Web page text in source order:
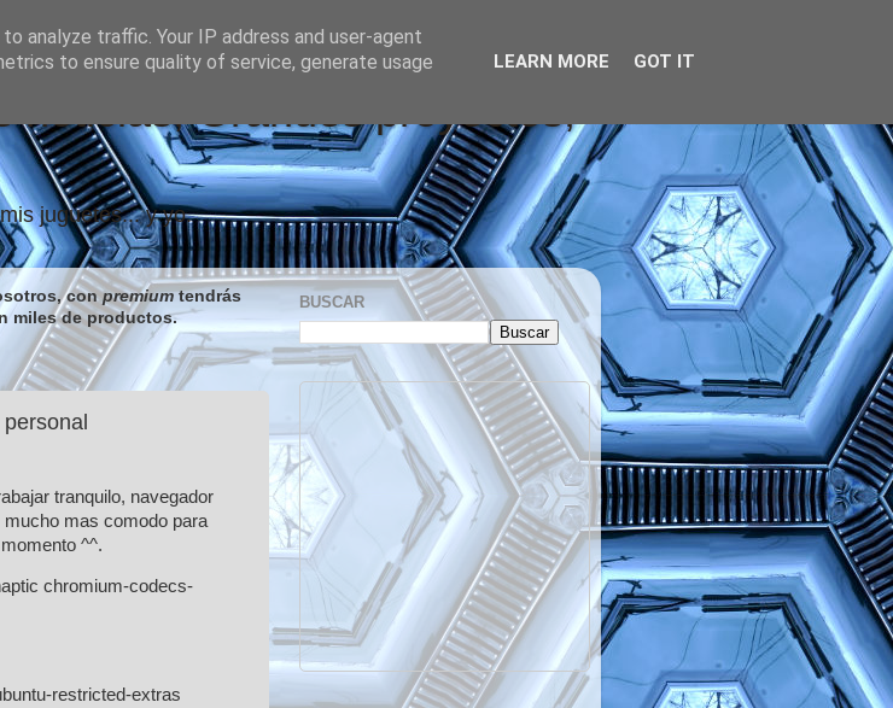
noticias, Grandes proyectos,
juguetes... y yo.
conpremiumtendrás
miles de productos.
tranquilo, navegador
mas comodo para
^^.
chromium-codecs-
restricted-extras
BUSCAR
analyze traffic. Your IP address and user-agent
to ensure quality of service, generate usage
LEARN MORE GOT IT